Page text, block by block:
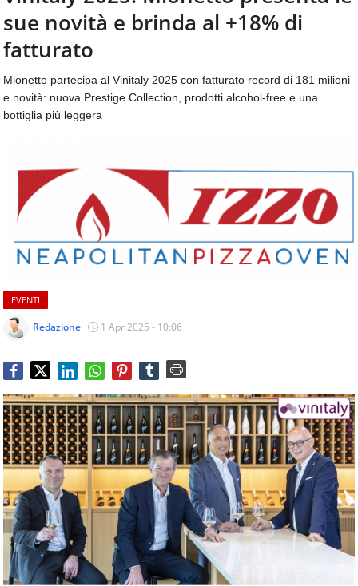
aggiornamenti
quotidiani
su
temi
come
ospitalità,
ristorazione,
food
catering
e
articoli
sul
mondo
dei
consumi
fuoricasa,
Food
Service
e
tutte
le
novità
del
comparto
Horeca.
CONTATTI
sue novità e brinda al +18% di
fatturato
Mionetto partecipa al Vinitaly 2025 con fatturato record di 181 milioni
e novità: nuova Prestige Collection, prodotti alcohol-free e una
bottiglia più leggera
EVENTI
Redazione 1 Apr 2025 - 10:06